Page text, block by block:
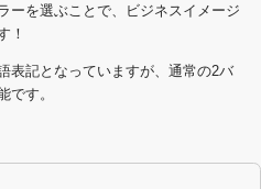
ーを選ぶことで、ビジネスイメージ
！
表記となっていますが、通常の2バ
です。